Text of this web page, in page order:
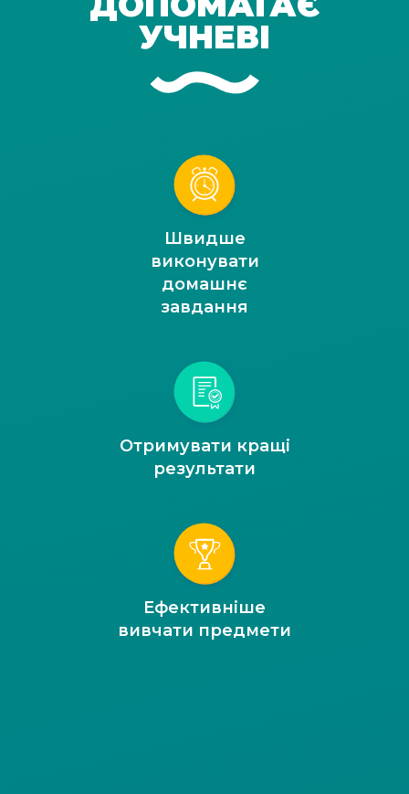
УЧНЕВІ
Швидше
виконувати
домашнє
завдання
Отримувати кращі
результати
Ефективніше
вивчати предмети